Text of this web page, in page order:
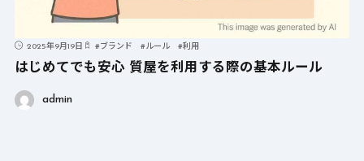
2025年9月19日 #ブランド #ルール #利用
はじめてでも安心 質屋を利用する際の基本ルール
admin